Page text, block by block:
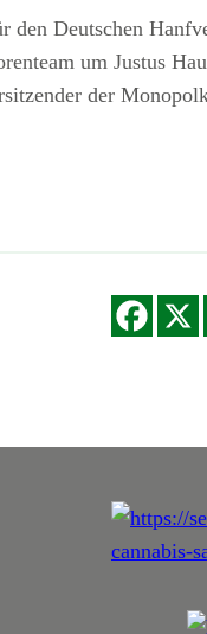
den Deutschen
um Justus
der